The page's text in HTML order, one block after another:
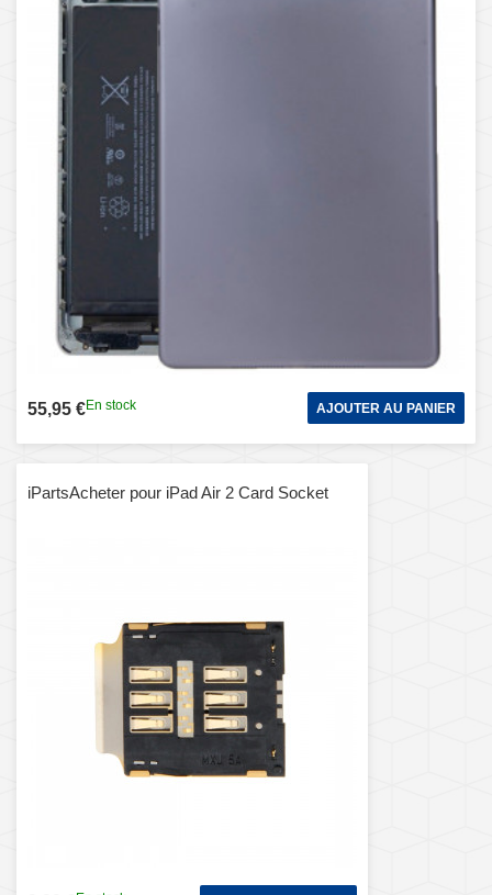
55,95 €En stock AJOUTER AU PANIER
iPartsAcheter pour iPad Air 2 Card Socket